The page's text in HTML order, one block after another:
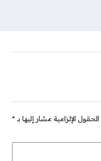
الحقول الإلزامية مشار إليها بـ *